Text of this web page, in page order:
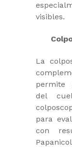
visibles.
La
permite
del
para
con